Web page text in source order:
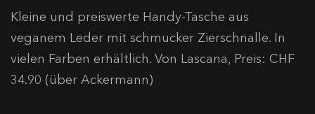
Kleine und preiswerte Handy-Tasche aus
veganem Leder mit schmucker Zierschnalle. In
vielen Farben erhältlich. Von Lascana, Preis: CHF
34.90 (über Ackermann)